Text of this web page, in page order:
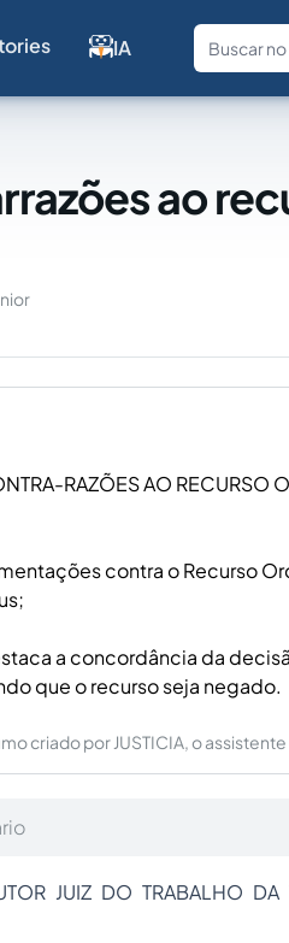
IA
ao
RAZÕES AO RECURSO
contra o Recurso
a concordância da
que o recurso seja negado.
criado por JUSTICIA, o
JUIZ DO TRABALHO